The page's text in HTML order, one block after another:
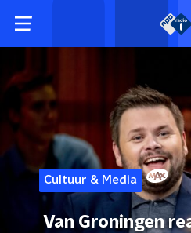
Cultuur & Media
Van Groningen